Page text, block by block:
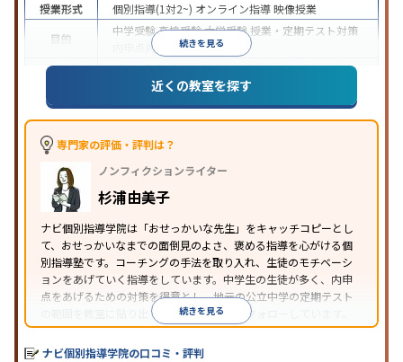
続きを見る
授業形式
個別指導(1対2~) オンライン指導映像授業
目的
中学受験高校受験大学受験 授業・定期テスト対策
内申点対策
学習習慣の定着
成績保証制度あり授業の振替可能オンライン対応
1科目から受講可能季節講習のみの受講可
※2023年3月調査。小学校高学年の個別指導塾アンケート調査方法を参
近くの教室を探す
専門家の評価・評判は？
ノンフィクションライター
杉浦由美子
ナビ個別指導学院は「おせっかいな先生」をキャッチコピーとし
て、おせっかいなまでの面倒見のよさ、褒める指導を心がける個
別指導塾です。コーチングの手法を取り入れ、生徒のモチベーシ
ョンをあげていく指導をしています。中学生の生徒が多く、内申
点をあげるための対策を得意とし、地元の公立中学の定期テスト
の範囲を教室に貼り出すなど手厚く学習をフォローしています。
オリジナルテキストを使用しており、特に英語は各教科書に合わ
せたテキストを使った「先取り学習」で理解度を深められます。
続きを見る
ナビ個別指導学院の口コミ・評判